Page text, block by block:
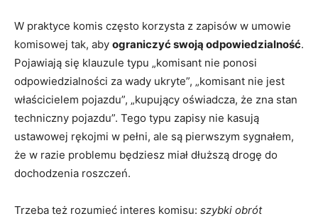
W praktyce komis często korzysta z zapisów w umowie
komisowej tak, aby ograniczyć swoją odpowiedzialność.
Pojawiają się klauzule typu „komisant nie ponosi
odpowiedzialności za wady ukryte”, „komisant nie jest
właścicielem pojazdu”, „kupujący oświadcza, że zna stan
techniczny pojazdu”. Tego typu zapisy nie kasują
ustawowej rękojmi w pełni, ale są pierwszym sygnałem,
że w razie problemu będziesz miał dłuższą drogę do
dochodzenia roszczeń.
Trzeba też rozumieć interes komisu: szybki obrót